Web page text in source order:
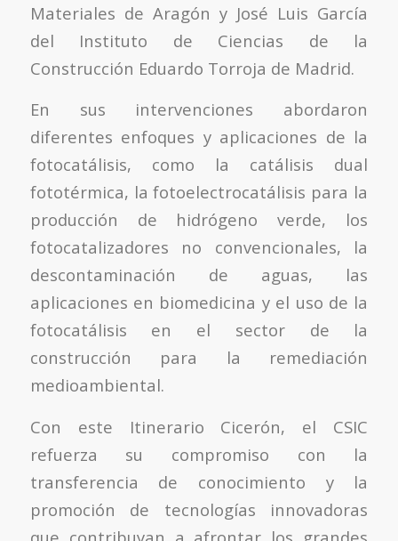
Materiales de Aragón y José Luis García
del Instituto de Ciencias de la
Construcción Eduardo Torroja de Madrid.
En sus intervenciones abordaron
diferentes enfoques y aplicaciones de la
fotocatálisis, como la catálisis dual
fototérmica, la fotoelectrocatálisis para la
producción de hidrógeno verde, los
fotocatalizadores no convencionales, la
descontaminación de aguas, las
aplicaciones en biomedicina y el uso de la
fotocatálisis en el sector de la
construcción para la remediación
medioambiental.
Con este Itinerario Cicerón, el CSIC
refuerza su compromiso con la
transferencia de conocimiento y la
promoción de tecnologías innovadoras